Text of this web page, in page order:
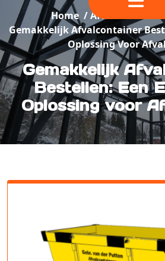
Home/
Gemakkelijk Afvalcontainer
Oplossing Voor
Gemakkelijk
Bestellen: Een
Oplossing voor